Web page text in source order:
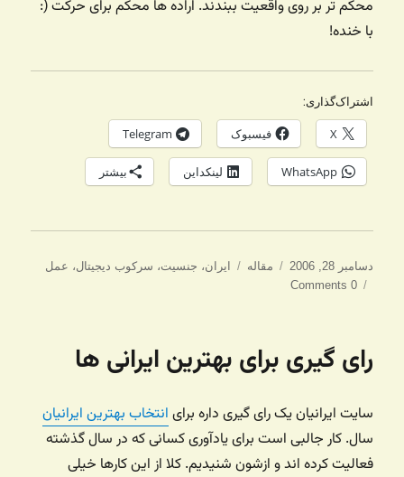
محکم تر بر روی واقعیت ببندند. اراده ها محکم برای حرکت (:
با خنده‌!
اشتراک‌گذاری:
X فیسبوک Telegram
WhatsApp لینکداین بیشتر
ارسال
شده
دسامبر 28, 2006 دسته‌ها
مقاله برچسب‌ها
ایران، جنسیت، سرکوب دیجیتال، عمل
0 Comments
رای گیری برای بهترین ایرانی ها
سایت ایرانیان یک رای گیری داره برای انتخاب بهترین ایرانیان
سال. کار جالبی است برای یادآوری کسانی که در سال گذشته
فعالیت کرده اند و ازشون شنیدیم. کلا از این کارها خیلی